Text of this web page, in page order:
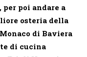
poi andare a
osteria della
di Baviera
di cucina